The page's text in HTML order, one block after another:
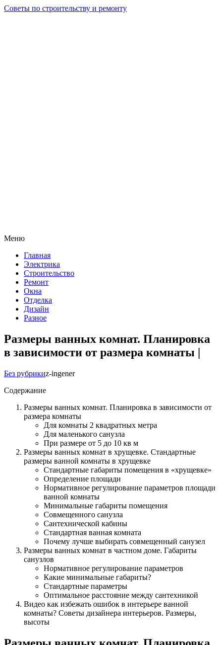
Советы по строительству и ремонту
Меню
Главная
Электрика
Строительство
Ремонт
Окна
Отделка
Дизайн
Разное
Размеры ванных комнат. Планировка
в зависимости от размера комнаты |
Без рубрикиz-ingener
Содержание
Размеры ванных комнат. Планировка в зависимости от
размера комнаты
Для комнаты 2 квадратных метра
Для маленького санузла
При размере от 5 до 10 кв м
Размеры ванных комнат в хрущевке. Стандартные
размеры ванной комнаты в хрущевке
Стандартные габариты помещения в «хрущевке»
Определение площади
Нормативное регулирование параметров площади
ванной комнаты
Минимальные габариты помещения
Совмещенного санузла
Сантехнической кабины
Стандартная ванная комната
Почему лучше выбирать совмещенный санузел
Размеры ванных комнат в частном доме. Габариты
санузлов
Нормативное регулирование параметров
Какие минимальные габариты?
Стандартные параметры
Оптимальное расстояние между сантехникой
Видео как избежать ошибок в интерьере ванной
комнаты? Советы дизайнера интерьеров. Размеры,
высоты